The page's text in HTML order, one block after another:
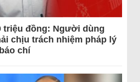
triệu đồng: Người dùng
chịu trách nhiệm pháp lý
chí